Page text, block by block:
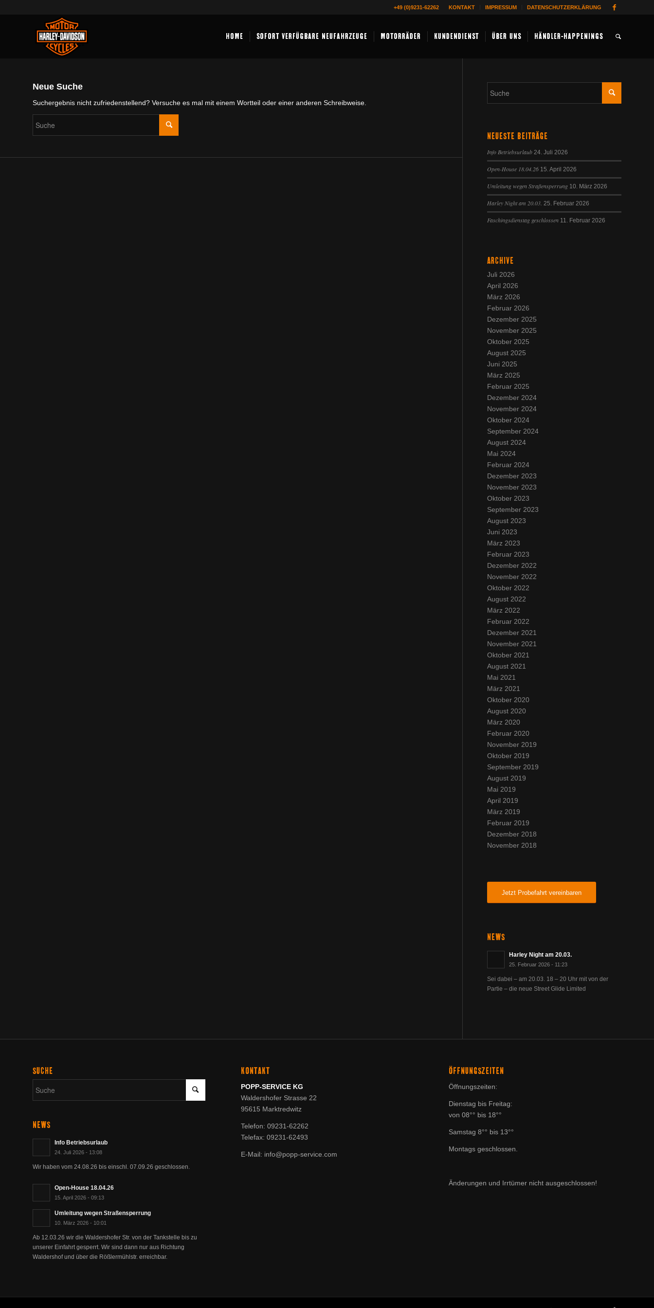
KONTAKT IMPRESSUM DATENSCHUTZERKLÄRUNG
+49 (0)9231-62262
HOME SOFORT VERFÜGBARE NEUFAHRZEUGE MOTORRÄDER KUNDENDIENST ÜBER UNS HÄNDLER-HAPPENINGS
Neue Suche
Suchergebnis nicht zufriedenstellend? Versuche es mal mit einem Wortteil oder einer anderen Schreibweise.
NEUESTE BEITRÄGE
Info Betriebsurlaub 24. Juli 2026
Open-House 18.04.26 15. April 2026
Umleitung wegen Straßensperrung 10. März 2026
Harley Night am 20.03. 25. Februar 2026
Faschingsdienstag geschlossen 11. Februar 2026
ARCHIVE
Juli 2026
April 2026
März 2026
Februar 2026
Dezember 2025
November 2025
Oktober 2025
August 2025
Juni 2025
März 2025
Februar 2025
Dezember 2024
November 2024
Oktober 2024
September 2024
August 2024
Mai 2024
Februar 2024
Dezember 2023
November 2023
Oktober 2023
September 2023
August 2023
Juni 2023
März 2023
Februar 2023
Dezember 2022
November 2022
Oktober 2022
August 2022
März 2022
Februar 2022
Dezember 2021
November 2021
Oktober 2021
August 2021
Mai 2021
März 2021
Oktober 2020
August 2020
März 2020
Februar 2020
November 2019
Oktober 2019
September 2019
August 2019
Mai 2019
April 2019
März 2019
Februar 2019
Dezember 2018
November 2018
Jetzt Probefahrt vereinbaren
NEWS
Harley Night am 20.03.
25. Februar 2026 - 11:23
Sei dabei – am 20.03. 18 – 20 Uhr mit von der
Partie – die neue Street Glide Limited
SUCHE
NEWS
Info Betriebsurlaub
24. Juli 2026 - 13:08
Wir haben vom 24.08.26 bis einschl. 07.09.26 geschlossen.
Open-House 18.04.26
15. April 2026 - 09:13
Umleitung wegen Straßensperrung
10. März 2026 - 10:01
Ab 12.03.26 wir die Waldershofer Str. von der Tankstelle bis zu
unserer Einfahrt gesperrt. Wir sind dann nur aus Richtung
Waldershof und über die Rößlermühlstr. erreichbar.
KONTAKT
POPP-SERVICE KG
Waldershofer Strasse 22
95615 Marktredwitz
Telefon: 09231-62262
Telefax: 09231-62493
E-Mail: info@popp-service.com
ÖFFNUNGSZEITEN
Öffnungszeiten:
Dienstag bis Freitag:
von 08°° bis 18°°
Samstag 8°° bis 13°°
Montags geschlossen.
Änderungen und Irrtümer nicht ausgeschlossen!